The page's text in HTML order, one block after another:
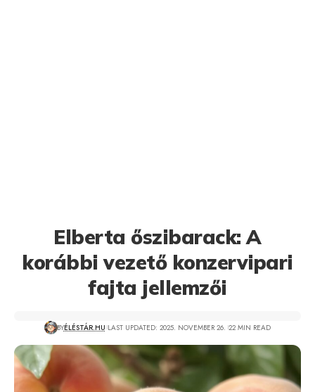
Elberta őszibarack: A
korábbi vezető konzervipari
fajta jellemzői
BYÉLÉSTÁR.HU LAST UPDATED: 2025. NOVEMBER 26. 22 MIN READ